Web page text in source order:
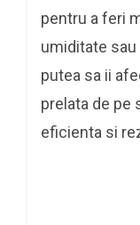
pentru a feri
umiditate
putea sa ii
prelata de pe
eficienta si